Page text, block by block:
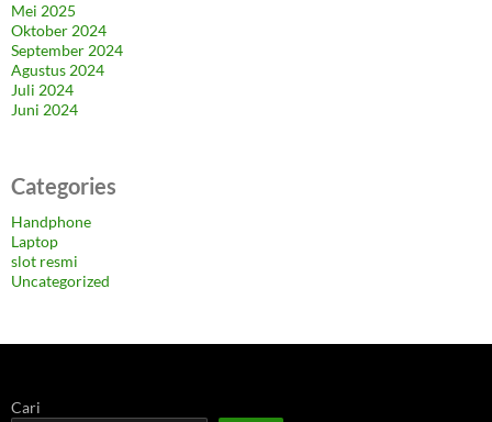
Mei 2025
Oktober 2024
September 2024
Agustus 2024
Juli 2024
Juni 2024
Categories
Handphone
Laptop
slot resmi
Uncategorized
Cari